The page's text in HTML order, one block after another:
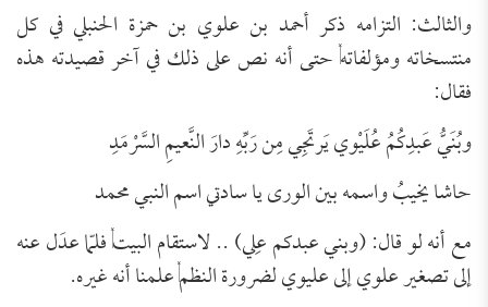
والثالث: التزامه ذكر أحمد بن علوي بن حمزة الحنبلي في كل
منتسخاته ومؤلفاته, حتى أنه نص على ذلك في آخر قصيدته هذه
فقال:
وبُنَيُّ عَبدِكُمُ عُلَيْوي يَرتَجِي مِن رَبِّهِ دارَ النَّعيمِ السَّرْمَدِ
حاشا يخيبُ واسمه بين الورى يا سادتي اسم النبي محمد
مع أنه لو قال: (وبني عبدكم علِي) .. لاستقام البيت, فلمّا عدَل عنه
إلى تصغير علوي إلى عليوي لضرورة النظم, علمنا أنه غيره.